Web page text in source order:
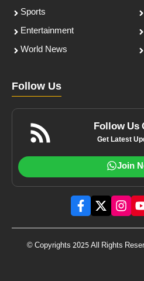
Sports
Entertainment
World News
Follow Us
Follow Us
Get Latest
Join
© Copyrights 2025 All Rights